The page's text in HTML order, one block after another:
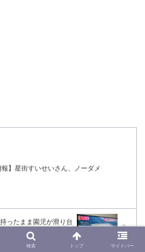
報】星街すいせいさん、ノーダメ
ったまま園児が滑り台
検索 トップ サイドバー